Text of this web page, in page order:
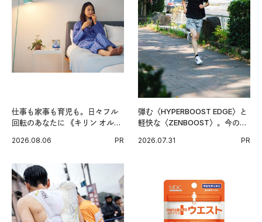
仕事も家事も育児も。日々フル
回転のあなたに 《キリン オルニ
2026.08.06 PR
弾む〈HYPERBOOST EDGE〉と
軽快な〈ZENBOOST〉。今の時
出した新機軸。
2026.07.31 PR